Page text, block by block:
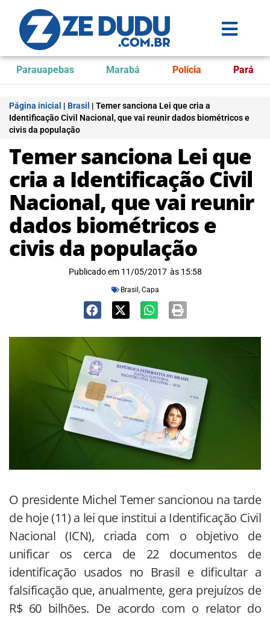
Parauapebas Marabá Polícia Pará
Página inicial | Brasil | Temer sanciona Lei que cria a
Identificação Civil Nacional, que vai reunir dados biométricos e
civis da população
Temer sanciona Lei que
cria a Identificação Civil
Nacional, que vai reunir
dados biométricos e
civis da população
Publicado em 11/05/2017 às 15:58
Brasil , Capa
O presidente Michel Temer sancionou na tarde
de hoje (11) a lei que institui a Identificação Civil
Nacional (ICN), criada com o objetivo de
unificar os cerca de 22 documentos de
identificação usados no Brasil e dificultar a
falsificação que, anualmente, gera prejuízos de
R$ 60 bilhões. De acordo com o relator do